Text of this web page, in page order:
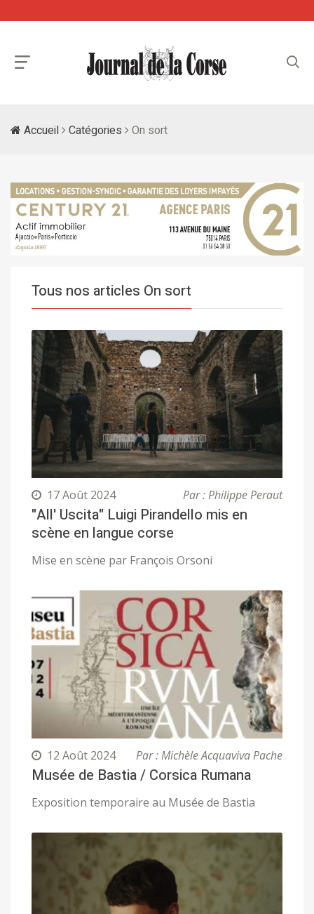
Accueil Catégories On sort
Tous nos articles On sort
17 Août 2024 Par : Philippe Peraut
"All' Uscita" Luigi Pirandello mis en
scène en langue corse
Mise en scène par François Orsoni
12 Août 2024 Par : Michèle Acquaviva Pache
Musée de Bastia / Corsica Rumana
Exposition temporaire au Musée de Bastia